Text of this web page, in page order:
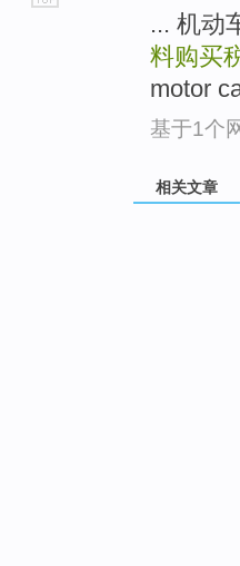
... 机动
料购买
motor
基于1个
相关文章